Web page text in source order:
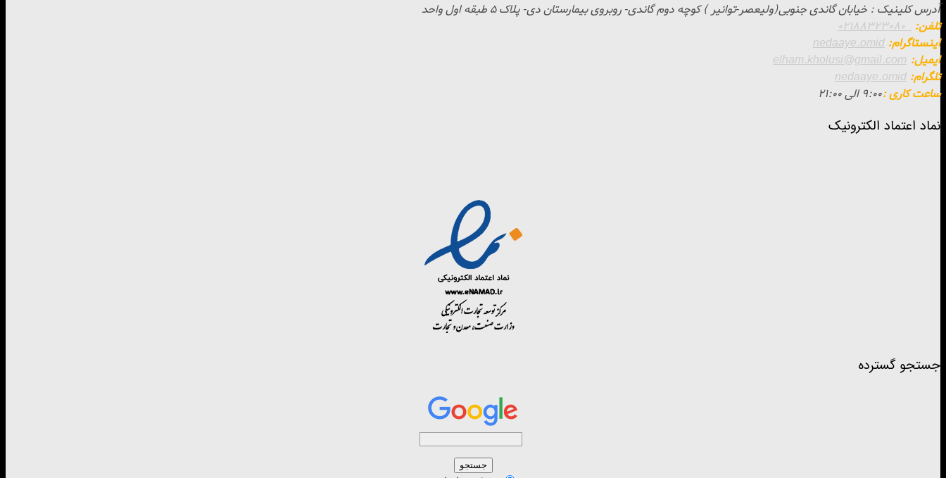
آدرس کلینیک : خيابان گاندی جنوبی(وليعصر-توانير ) كوچه دوم گاندی- روبروی بيمارستان دی- پلاک 5 طبقه اول واحد
تلفن: 02188323080
اینستاگرام: nedaaye.omid
ایمیل: elham.kholusi@gmail.com
تلگرام: nedaaye.omid
ساعت کاری :9:00 الی 21:00
نماد اعتماد الکترونیک
جستجو گسترده